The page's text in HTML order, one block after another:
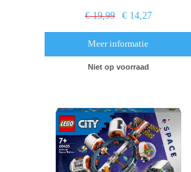
€ 19,99 € 14,27
Meer informatie
Niet op voorraad